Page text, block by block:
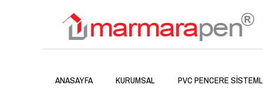
ANASAYFA KURUMSAL PVC PENCERE